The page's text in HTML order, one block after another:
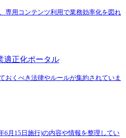
専用コンテンツ利用で業務効率化を図れ
適正化ポータル
おくべき法律やルールが集約されていま
6月15日施行)の内容や情報を整理してい